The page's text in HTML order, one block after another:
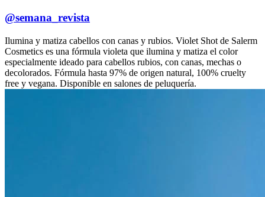
@semana_revista
Ilumina y matiza cabellos con canas y rubios. Violet Shot de Salerm
Cosmetics es una fórmula violeta que ilumina y matiza el color
especialmente ideado para cabellos rubios, con canas, mechas o
decolorados. Fórmula hasta 97% de origen natural, 100% cruelty
free y vegana. Disponible en salones de peluquería.